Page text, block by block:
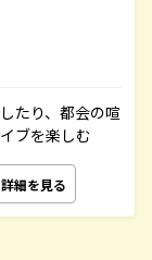
たり、都会の喧
ブを楽しむ
詳細を見る